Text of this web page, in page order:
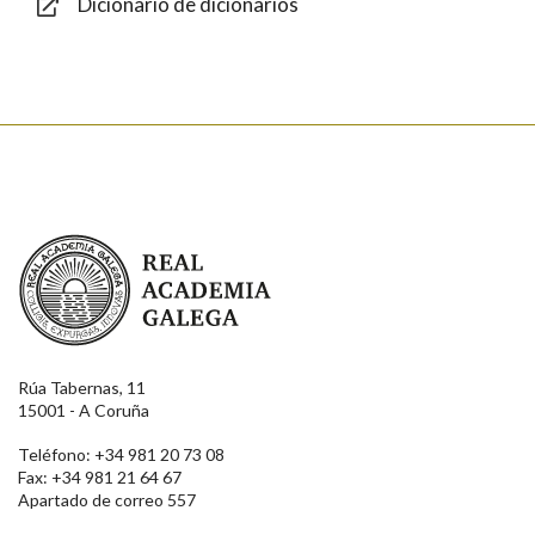
Real Academia Galega
Rúa Tabernas, 11
15001 - A Coruña
Teléfono: +34 981 20 73 08
Fax: +34 981 21 64 67
Apartado de correo 557